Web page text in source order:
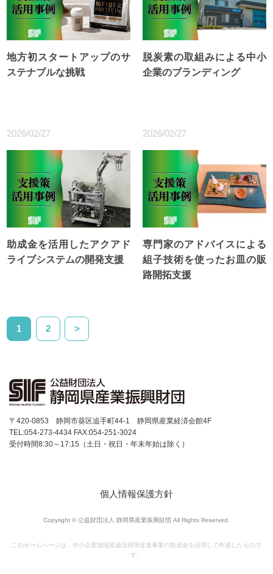
地方初スタートアップのサ
ステナブルな挑戦
脱炭素の取組みによる中小
企業のブランディング
2026/02/27
助成金を活用したアクアド
ライブシステムの開発支援
2026/02/27
専門家のアドバイスによる
組子技術を使ったお皿の販
路開拓支援
1 2 >
〒420-0853 静岡市葵区追手町44-1 静岡県産業経済会館4F
TEL:054-273-4434 FAX:054-251-3024
受付時間8:30～17:15（土日・祝日・年末年始は除く）
個人情報保護方針
Copyright © 公益財団法人 静岡県産業振興財団 All Rights Reserved.
このホームページは、中小企業地域資源活用等促進事業の助成金を活用して作成したもので
す。